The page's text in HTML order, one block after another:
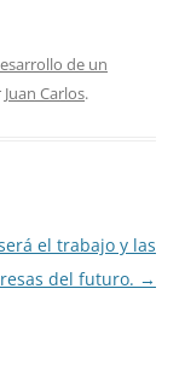
de un
Juan Carlos.
el trabajo y las
del futuro. →